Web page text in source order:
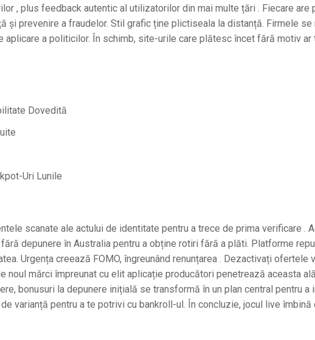
, plus feedback autentic al utilizatorilor din mai multe țări . Fiecare are
și prevenire a fraudelor. Stil grafic ține plictiseala la distanță. Firmele
aplicare a politicilor. În schimb, site-urile care plătesc încet fără motiv ar
Dovedită
Uri Lunile
scanate ale actului de identitate pentru a trece de prima verificare .
depunere în Australia pentru a obține rotiri fără a plăti. Platforme
Urgența creează FOMO, îngreunând renunțarea . Dezactivați ofertele
noul mărci împreunat cu elit aplicație producători penetrează aceasta
bonusuri la depunere inițială se transformă în un plan central pentru a
varianță pentru a te potrivi cu bankroll-ul. În concluzie, jocul live îmbină